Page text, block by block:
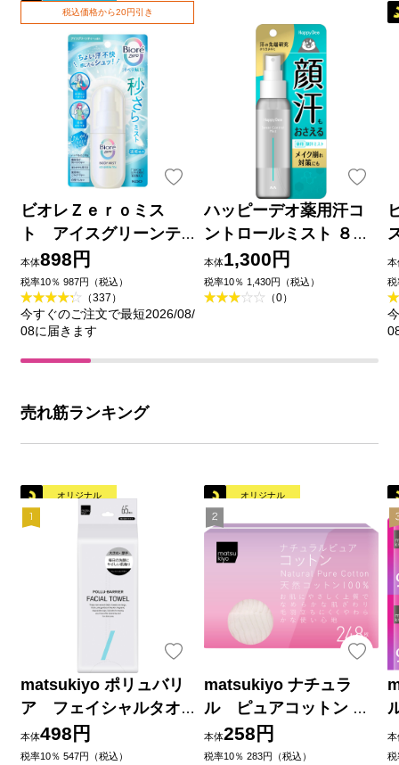
税込価格から20円引き
ビオレＺｅｒｏミス
ト アイスグリーンテ
ィーの香り ６０ｍＬ 花
王
本体898円
税率10％ 987円（税込）
（337）
今すぐのご注文で最短2026/08/
08に届きます
ハッピーデオ薬用汗コ
ントロールミスト ８０
ｍｌ マンダム (医薬部外
品)
本体1,300円
税率10％ 1,430円（税込）
（0）
本
税
売れ筋ランキング
オリジナル
matsukiyo ポリュバリ
ア フェイシャルタオ
ル ６５枚入
本体498円
税率10％ 547円（税込）
オリジナル
matsukiyo ナチュラ
ル ピュアコットン ２
４８枚入
本体258円
税率10％ 283円（税込）
本
税